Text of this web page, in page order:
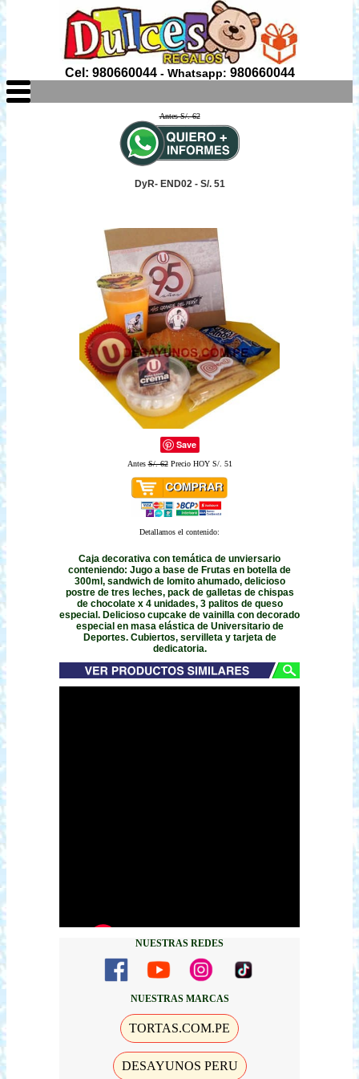
Cel: 980660044- Whatsapp: 980660044
Antes S/. 62
DyR- END02 - S/. 51
Save
AntesS/. 62Precio HOY S/. 51
Detallamos el contenido:
Caja decorativa con temática de unviersario
conteniendo: Jugo a base de Frutas en botella de
300ml, sandwich de lomito ahumado, delicioso
postre de tres leches, pack de galletas de chispas
de chocolate x 4 unidades, 3 palitos de queso
especial. Delicioso cupcake de vainilla con decorado
especial en masa elástica de Universitario de
Deportes. Cubiertos, servilleta y tarjeta de
dedicatoria.
NUESTRAS REDES
NUESTRAS MARCAS
TORTAS.COM.PE
DESAYUNOS PERU